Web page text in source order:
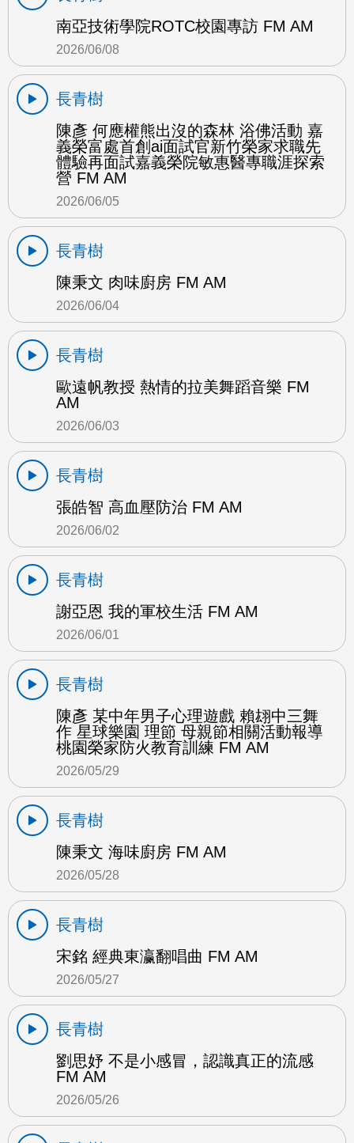
南亞技術學院ROTC校園專訪 FM AM
2026/06/08
長青樹
陳彥 何應權熊出沒的森林 浴佛活動 嘉
義榮富處首創ai面試官新竹榮家求職先
體驗再面試嘉義榮院敏惠醫專職涯探索
營 FM AM
2026/06/05
長青樹
陳秉文 肉味廚房 FM AM
2026/06/04
長青樹
歐遠帆教授 熱情的拉美舞蹈音樂 FM
AM
2026/06/03
長青樹
張皓智 高血壓防治 FM AM
2026/06/02
長青樹
謝亞恩 我的軍校生活 FM AM
2026/06/01
長青樹
陳彥 某中年男子心理遊戲 賴翃中三舞
作 星球樂園 理節 母親節相關活動報導
桃園榮家防火教育訓練 FM AM
2026/05/29
長青樹
陳秉文 海味廚房 FM AM
2026/05/28
長青樹
宋銘 經典東瀛翻唱曲 FM AM
2026/05/27
長青樹
劉思妤 不是小感冒，認識真正的流感
FM AM
2026/05/26